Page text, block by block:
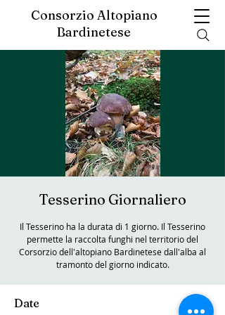
Consorzio Altopiano
Bardinetese
Tesserino Giornaliero
Il Tesserino ha la durata di 1 giorno. Il Tesserino
permette la raccolta funghi nel territorio del
Corsorzio dell'altopiano Bardinetese dall'alba al
tramonto del giorno indicato.
Date